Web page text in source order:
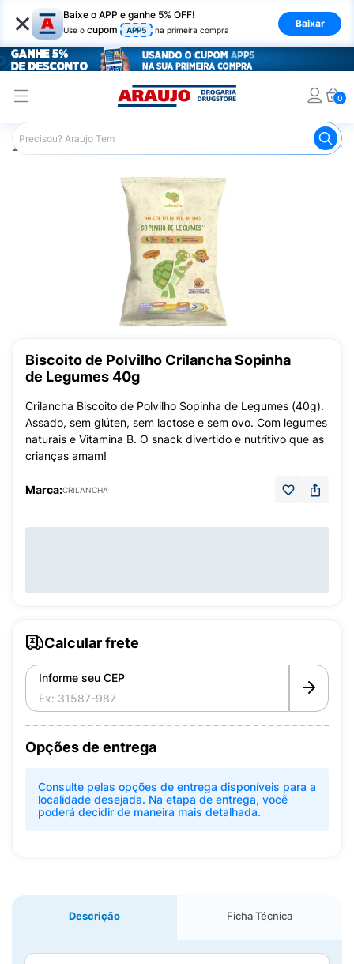
× Baixe o APP e ganhe 5% OFF!
Use o cupom APP5 na primeira compra
Baixar
0
Araujo Mercado Biscoito de
Biscoito de Polvilho Crilancha Sopinha
de Legumes 40g
Crilancha Biscoito de Polvilho Sopinha de Legumes (40g).
Assado, sem glúten, sem lactose e sem ovo. Com legumes
naturais e Vitamina B. O snack divertido e nutritivo que as
crianças amam!
Marca:CRILANCHA
Calcular frete
Informe seu CEP
Opções de entrega
Consulte pelas opções de entrega disponíveis para a
localidade desejada. Na etapa de entrega, você
poderá decidir de maneira mais detalhada.
Descrição Ficha Técnica